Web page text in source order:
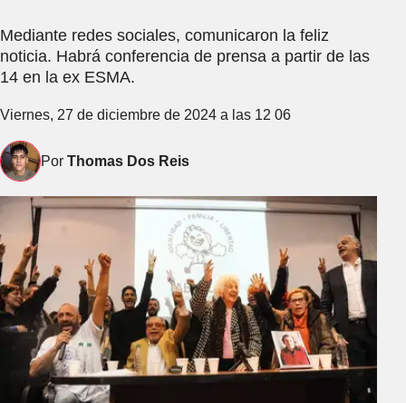
Mediante redes sociales, comunicaron la feliz
noticia. Habrá conferencia de prensa a partir de las
14 en la ex ESMA.
Viernes, 27 de diciembre de 2024 a las 12 06
Por Thomas Dos Reis